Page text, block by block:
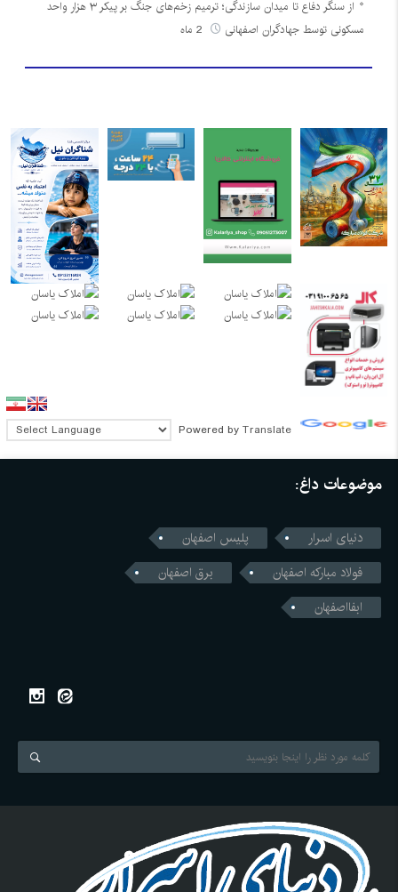
از سنگر دفاع تا میدان سازندگی؛ ترمیم زخم‌های جنگ بر پیکر ۳ هزار واحد
مسکونی توسط جهادگران اصفهانی
Powered by Translate
موضوعات داغ:
دنیای اسرار
پلیس اصفهان
فولاد مبارکه اصفهان
برق اصفهان
ابفااصفهان